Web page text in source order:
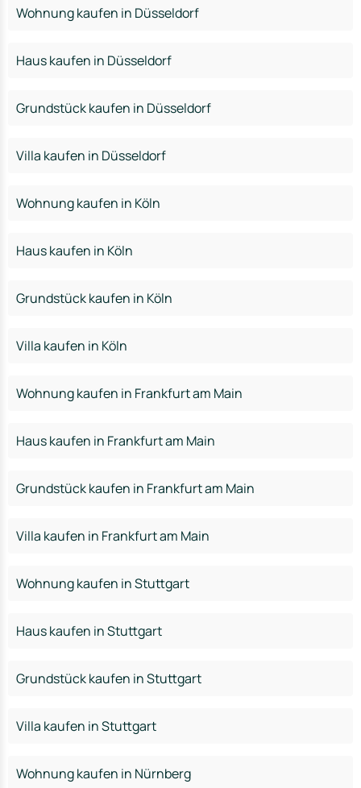
Wohnung kaufen in Düsseldorf
Haus kaufen in Düsseldorf
Grundstück kaufen in Düsseldorf
Villa kaufen in Düsseldorf
Wohnung kaufen in Köln
Haus kaufen in Köln
Grundstück kaufen in Köln
Villa kaufen in Köln
Wohnung kaufen in Frankfurt am Main
Haus kaufen in Frankfurt am Main
Grundstück kaufen in Frankfurt am Main
Villa kaufen in Frankfurt am Main
Wohnung kaufen in Stuttgart
Haus kaufen in Stuttgart
Grundstück kaufen in Stuttgart
Villa kaufen in Stuttgart
Wohnung kaufen in Nürnberg